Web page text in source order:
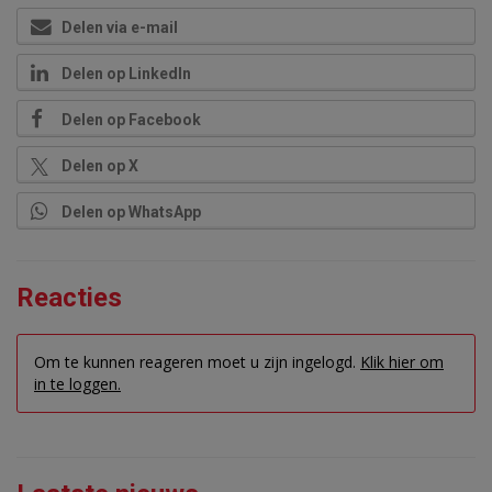
Delen via e-mail
Delen op LinkedIn
Delen op Facebook
Delen op X
Delen op WhatsApp
Reacties
Om te kunnen reageren moet u zijn ingelogd. Klik hier om
in te loggen.